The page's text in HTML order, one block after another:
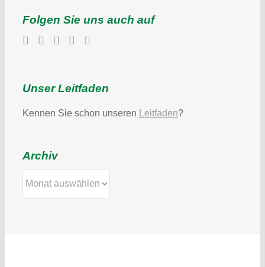
Folgen Sie uns auch auf
Unser Leitfaden
Kennen Sie schon unseren Leitfaden?
Archiv